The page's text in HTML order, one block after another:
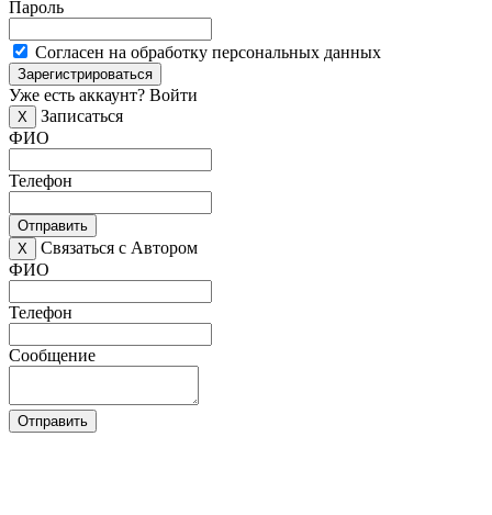
Пароль
Согласен на обработку персональных данных
Зарегистрироваться
Уже есть аккаунт? Войти
X
Записаться
ФИО
Телефон
Отправить
X
Связаться с Автором
ФИО
Телефон
Сообщение
Отправить